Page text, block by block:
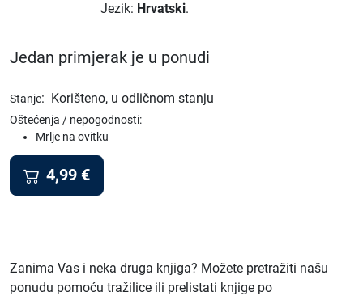
Jezik: Hrvatski.
Jedan primjerak je u ponudi
Stanje: Korišteno, u odličnom stanju
Oštećenja / nepogodnosti:
Mrlje na ovitku
4,99 €
Zanima Vas i neka druga knjiga? Možete pretražiti našu
ponudu pomoću tražilice ili prelistati knjige po